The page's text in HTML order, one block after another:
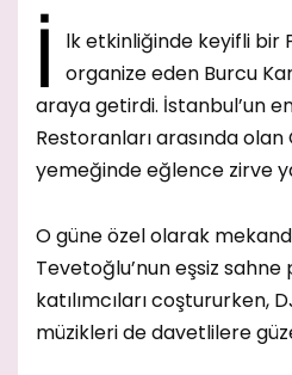
İ
lk etkinliğinde keyifli bir
organize eden Burcu
araya getirdi. İstanbul’un
Restoranları arasında
yemeğinde eğlence zirve
O güne özel olarak
Tevetoğlu’nun eşsiz sahne
katılımcıları coştururken,
müzikleri de davetlilere